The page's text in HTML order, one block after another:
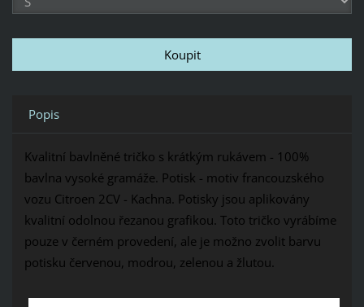
Popis
Kvalitní bavlněné tričko s krátkým rukávem - 100%
bavlna vysoké gramáže. Potisk - motiv francouzského
vozu Citroen 2CV - Kachna. Potisky jsou aplikovány
kvalitní odolnou řezanou grafikou. Toto tričko vyrábíme
pouze v černém provedení, ale je možno zvolit barvu
potisku červenou, modrou, zelenou a žlutou.